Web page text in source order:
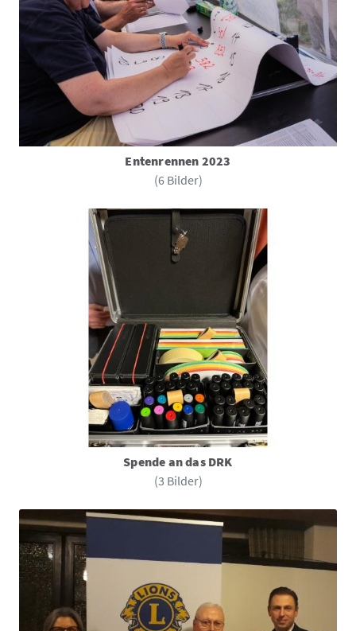
Entenrennen 2023
(6 Bilder)
Spende an das DRK
(3 Bilder)